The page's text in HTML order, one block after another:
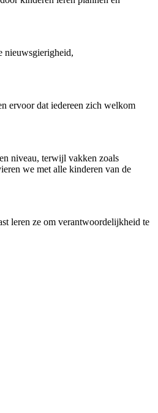
nieuwsgierigheid,
ervoor dat iedereen zich welkom
niveau, terwijl vakken zoals
we met alle kinderen van de
leren ze om verantwoordelijkheid te